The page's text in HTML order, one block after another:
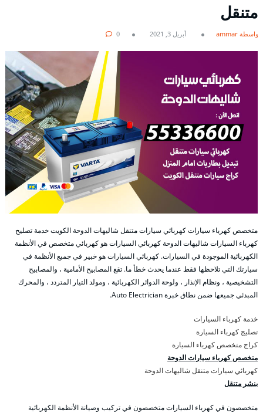
متنقل
بواسطة ammar أبريل 3, 2021 0
متخصص كهرباء سيارات كهربائي سيارات متنقل شاليهات الدوحة الكويت خدمة تصليح
كهرباء السيارات شاليهات الدوحة كهربائي السيارات هو كهربائي متخصص في الأنظمة
الكهربائية الموجودة في السيارات. كهربائي السيارات هو خبير في جميع الأنظمة في
سيارتك التي تلاحظها فقط عندما يحدث خطأ ما. تقع المصابيح الأمامية ، والمصابيح
التشخيصية ، ونظام الإنذار ، ولوحة الدوائر الكهربائية ، ومولد التيار المتردد ، والمحرك
المبدئي جميعها ضمن نطاق خبرة Auto Electrician.
خدمة كهرباء السيارات
تصليج كهرباء السيارة
كراج متخصص كهرباء السيارة
متخصص كهرباء سيارات الدوحة
كهربائي سيارات متنقل شاليهات الدوحة
بنشر متنقل
متخصصون في كهرباء السيارات متخصصون في تركيب وصيانة الأنظمة الكهربائية